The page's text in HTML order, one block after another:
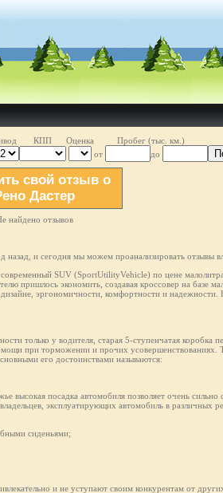
КПП Оценка Пробег (тыс. км.)
от до
свой отзыв о
Дастер
найдено отзывов
и сегодня мы можем проанализировать отзывы
SUV (SportUtilityVehicle) по цене
пришлось экономить, создавая кроссовер на базе
эргономичности, комфортности и надежности.
только у водителя, старая 5-ступенчатая коробка
при торможении и прочих усовершенствованиях.
его достоинствами называются:
высокая посадка автомобиля позволяет очень сильно
эксплуатирующих автомобиль в различных
сиденьями;
и не уступают своим конкурентам от